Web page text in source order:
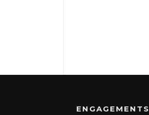
ENGAGEMENTS